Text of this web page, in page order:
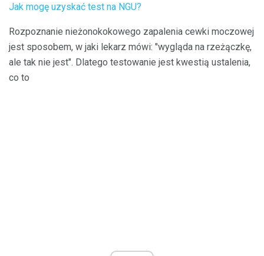
Jak mogę uzyskać test na NGU?
Rozpoznanie nieżonokokowego zapalenia cewki moczowej
jest sposobem, w jaki lekarz mówi: "wygląda na rzeżączkę,
ale tak nie jest". Dlatego testowanie jest kwestią ustalenia,
co to